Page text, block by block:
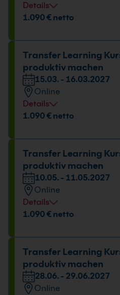
Details
1.090 € netto
Transfer Learning
produktiv machen
15.03. - 16.03.2027
Online
Details
1.090 € netto
Transfer Learning
produktiv machen
10.05. - 11.05.2027
Online
Details
1.090 € netto
Transfer Learning
produktiv machen
28.06. - 29.06.2027
Online